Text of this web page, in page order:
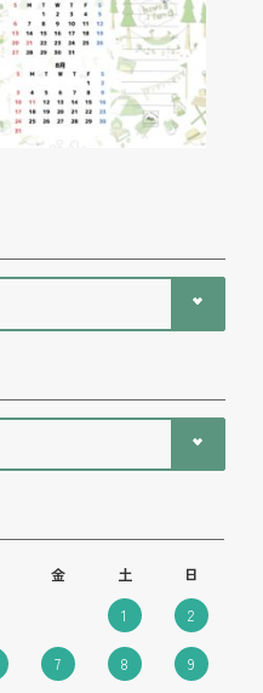
金 土 日
1 2
7 8
9